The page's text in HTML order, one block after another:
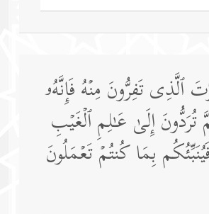
ٱلَّذِی تَفِرُّونَ مِنۡهُ فَإِنَّهُۥ
تُرَدُّونَ إِلَىٰ عَـٰلِمِ ٱلۡغَیۡبِ
بِمَا كُنتُمۡ تَعۡمَلُونَ